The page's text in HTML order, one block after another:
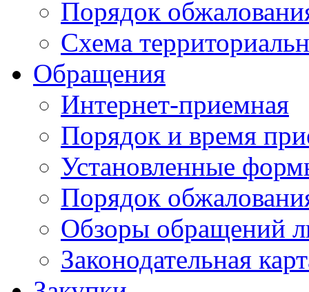
Порядок
Схема
Обращения
Интернет-приемная
Порядок и время
Установленные
Порядок
Обзоры обращений
Законодательная